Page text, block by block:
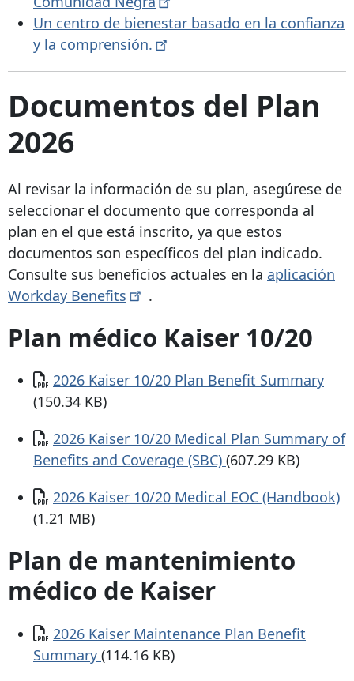
Un centro de bienestar basado en la confianza
y la comprensión.
Documentos del Plan
2026
Al revisar la información de su plan, asegúrese de
seleccionar el documento que corresponda al
plan en el que está inscrito, ya que estos
documentos son específicos del plan indicado.
Consulte sus beneficios actuales en la aplicación
Workday Benefits .
Plan médico Kaiser 10/20
Documento
2026 Kaiser 10/20 Plan Benefit Summary
(150.34 KB)
Documento
2026 Kaiser 10/20 Medical Plan Summary of
Benefits and Coverage (SBC) (607.29 KB)
Documento
2026 Kaiser 10/20 Medical EOC (Handbook)
(1.21 MB)
Plan de mantenimiento
médico de Kaiser
Documento
2026 Kaiser Maintenance Plan Benefit
Summary (114.16 KB)